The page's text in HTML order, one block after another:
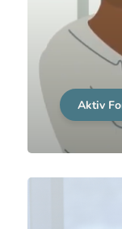
Aktiv
Aktiv